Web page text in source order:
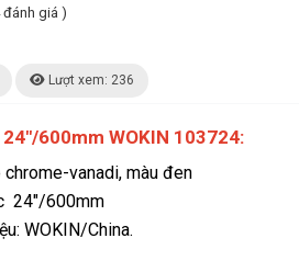
đánh giá )
Lượt xem: 236
600mm WOKIN 103724:
vanadi, màu đen
24"/600mm
: WOKIN/China.